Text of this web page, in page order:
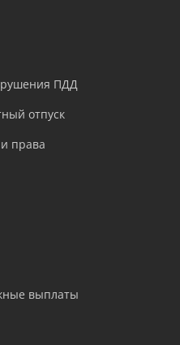
ПДД
отпуск
права
выплаты